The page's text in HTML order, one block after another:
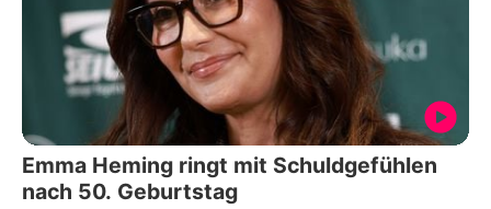
Emma Heming ringt mit Schuldgefühlen
nach 50. Geburtstag